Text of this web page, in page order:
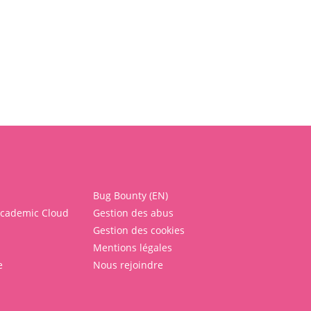
Cloud
Bug Bounty (EN)
Gestion des abus
Gestion des cookies
Mentions légales
Nous rejoindre